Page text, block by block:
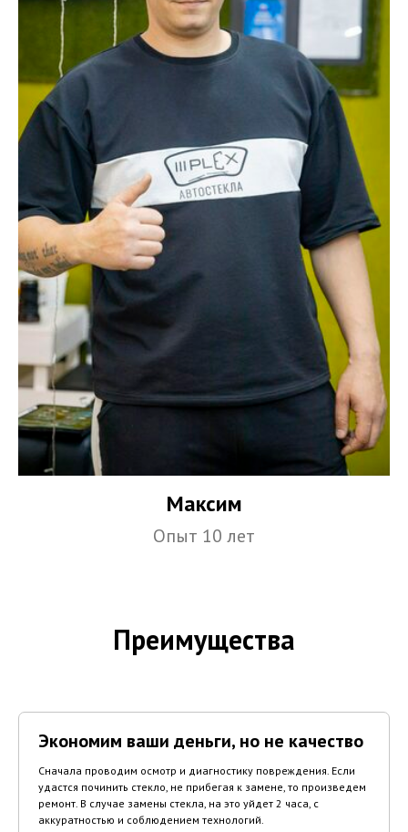
Максим
Опыт 10 лет
Преимущества
Экономим ваши деньги, но не качество
Сначала проводим осмотр и диагностику повреждения. Если
удастся починить стекло, не прибегая к замене, то произведем
ремонт. В случае замены стекла, на это уйдет 2 часа, с
аккуратностью и соблюдением технологий.